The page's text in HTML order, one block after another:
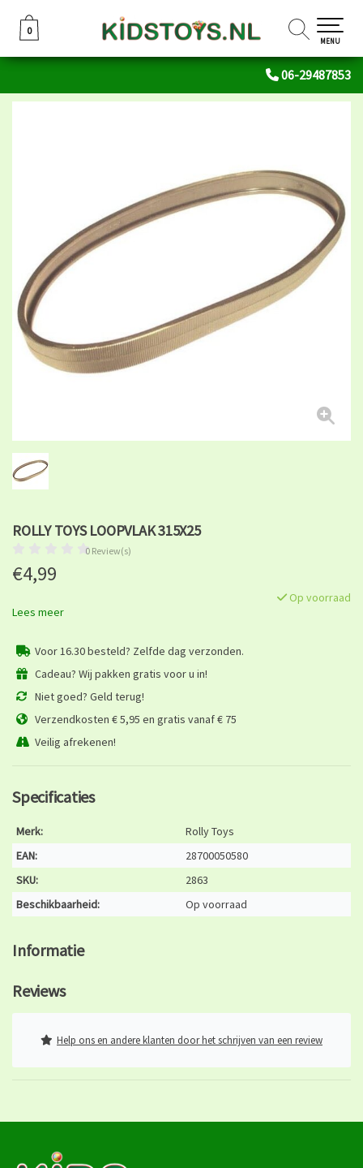
06-29487853
0
0
MENU
ROLLY TOYS LOOPVLAK 315X25
0 Review(s)
€4,99
Op voorraad
Lees meer
Voor 16.30 besteld? Zelfde dag verzonden.
Cadeau? Wij pakken gratis voor u in!
Niet goed? Geld terug!
Verzendkosten € 5,95 en gratis vanaf € 75
Veilig afrekenen!
Specificaties
Merk:
Rolly Toys
EAN:
28700050580
SKU:
2863
Beschikbaarheid:
Op voorraad
Informatie
Reviews
Help ons en andere klanten door het schrijven van een review